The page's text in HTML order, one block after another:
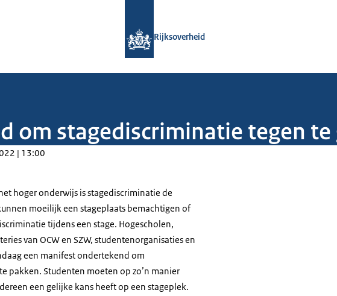
Rijksoverheid
om stagediscriminatie tegen te
| 13:00
hoger onderwijs is stagediscriminatie de
moeilijk een stageplaats bemachtigen of
tijdens een stage. Hogescholen,
van OCW en SZW, studentenorganisaties en
een manifest ondertekend om
pakken. Studenten moeten op zo’n manier
een gelijke kans heeft op een stageplek.